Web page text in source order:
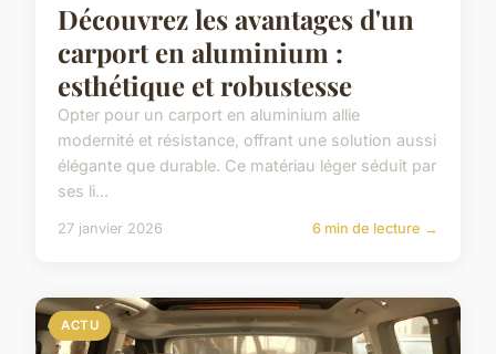
Découvrez les avantages d'un
carport en aluminium :
esthétique et robustesse
Opter pour un carport en aluminium allie
modernité et résistance, offrant une solution aussi
élégante que durable. Ce matériau léger séduit par
ses li...
27 janvier 2026 6 min de lecture →
ACTU